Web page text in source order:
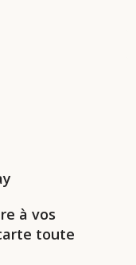
à vos
toute